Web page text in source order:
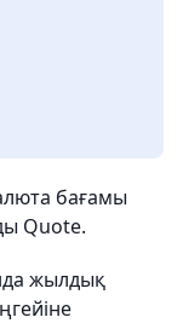
бағамы
Quote.
жылдық